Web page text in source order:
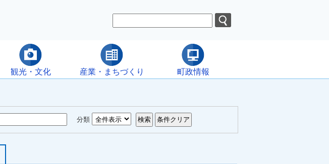
観光・文化 産業・まちづくり 町政情報
分類